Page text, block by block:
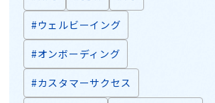
#ウェルビーイング
#オンボーディング
#カスタマーサクセス